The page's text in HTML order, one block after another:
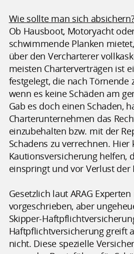
Wie sollte man sich
Ob Hausboot, Motoryacht
schwimmende Planken
über den Vercharterer
meisten Charterverträgen ist
festgelegt, die nach Törnende
wenn es keine Schäden am
Gab es doch einen Schaden,
Charterunternehmen das
einzubehalten bzw. mit der
Schadens zu verrechnen. Hier
Kautionsversicherung helfen,
einspringt und vor Verlust der
Gesetzlich laut ARAG
vorgeschrieben, aber
Skipper-
Haftpflichtversicherung greift
nicht. Diese spezielle